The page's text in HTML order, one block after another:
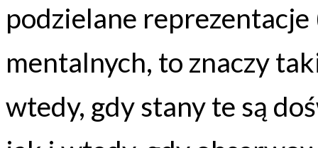
podzielane reprezentacje
mentalnych, to znaczy
wtedy, gdy stany te są